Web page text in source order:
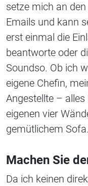
setze mich an
Emails und kann
erst einmal die
beantworte oder
Soundso. Ob ich
eigene Chefin,
Angestellte –
eigenen vier
gemütlichem Sofa.
Machen Sie
Da ich keinen